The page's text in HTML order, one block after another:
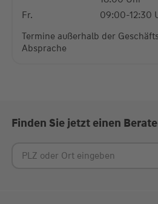
Fr.
09:00-12:30
Termine außerhalb der
Absprache
Finden Sie jetzt einen